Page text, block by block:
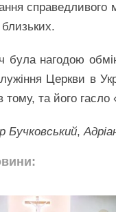
справедливого
була нагодою
Церкви в
тому, та його
Бучковський,